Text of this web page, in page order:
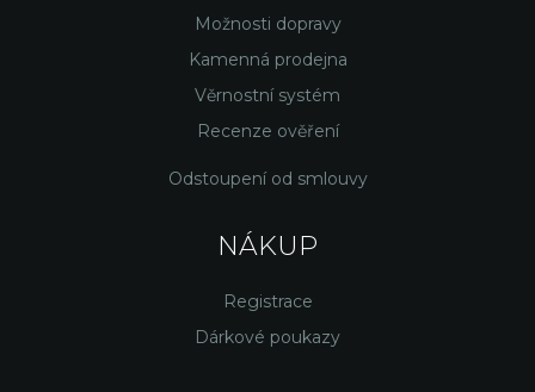
Možnosti dopravy
Kamenná prodejna
Věrnostní systém
Recenze ověření
Odstoupení od smlouvy
NÁKUP
Registrace
Dárkové poukazy